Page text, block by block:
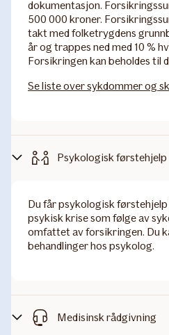
dokumentasjon.
500 000 kroner.
takt med folketrygdens
år og trappes ned med 10 %
Forsikringen kan beholdes til
Se liste over sykdommer og
Psykologisk førstehjelp
Du får psykologisk
psykisk krise som følge av
omfattet av forsikringen. Du
behandlinger hos psykolog.
Medisinsk rådgivning